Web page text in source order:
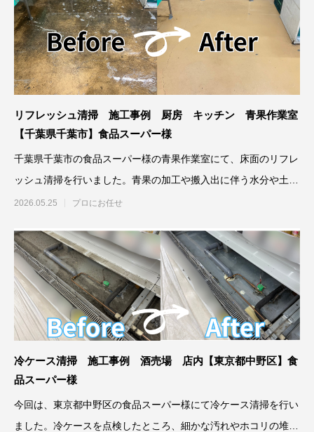
リフレッシュ清掃 施工事例 厨房 キッチン 青果作業室
【千葉県千葉市】食品スーパー様
千葉県千葉市の食品スーパー様の青果作業室にて、床面のリフレ
ッシュ清掃を行いました。青果の加工や搬入出に伴う水分や土汚
れ、細かなゴ
2026.05.25 プロにお任せ
冷ケース清掃 施工事例 酒売場 店内【東京都中野区】食
品スーパー様
今回は、東京都中野区の食品スーパー様にて冷ケース清掃を行い
ました。冷ケースを点検したところ、細かな汚れやホコリの堆積